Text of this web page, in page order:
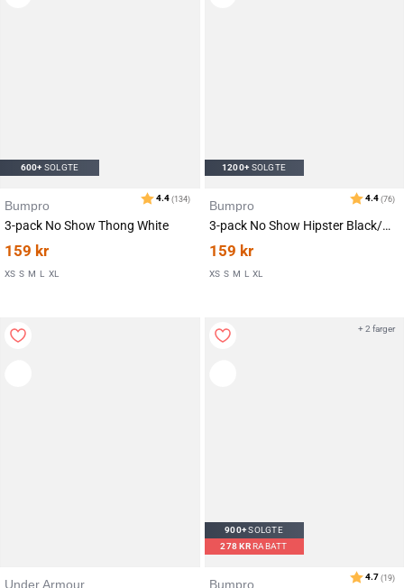
Karakter:
4.7(19)av 5 mulige
600+SOLGTE
Bumpro
3-pack No Show Thong White
159 kr
XS S M L XL
1200+SOLGTE
Bumpro
3-pack No Show Hipster Black/White/Sand
159 kr
XS S M L XL
Under Armour
900+SOLGTE
278KRRABATT
Bumpro
+ 2 farger